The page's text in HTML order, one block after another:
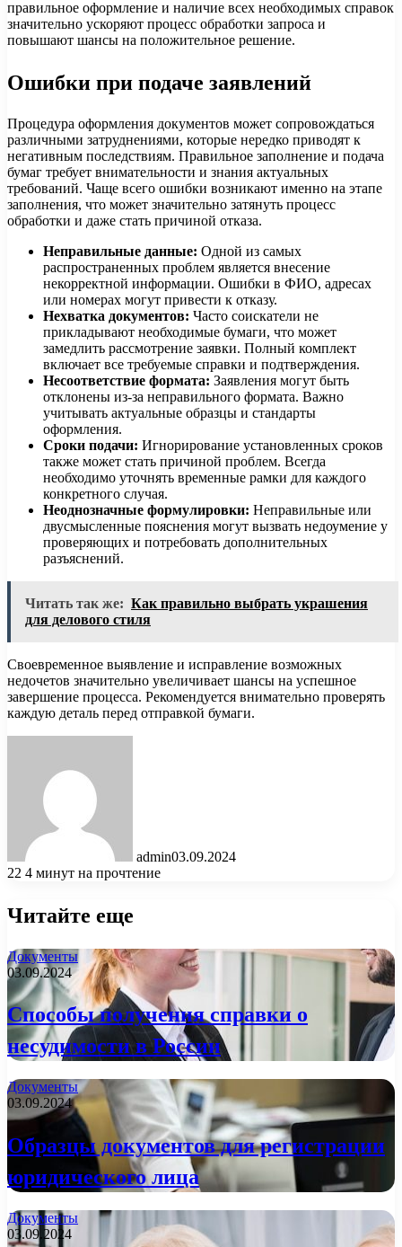
правильное оформление и наличие всех необходимых справок
значительно ускоряют процесс обработки запроса и
повышают шансы на положительное решение.
Ошибки при подаче заявлений
Процедура оформления документов может сопровождаться
различными затруднениями, которые нередко приводят к
негативным последствиям. Правильное заполнение и подача
бумаг требует внимательности и знания актуальных
требований. Чаще всего ошибки возникают именно на этапе
заполнения, что может значительно затянуть процесс
обработки и даже стать причиной отказа.
Неправильные данные: Одной из самых
распространенных проблем является внесение
некорректной информации. Ошибки в ФИО, адресах
или номерах могут привести к отказу.
Нехватка документов: Часто соискатели не
прикладывают необходимые бумаги, что может
замедлить рассмотрение заявки. Полный комплект
включает все требуемые справки и подтверждения.
Несоответствие формата: Заявления могут быть
отклонены из-за неправильного формата. Важно
учитывать актуальные образцы и стандарты
оформления.
Сроки подачи: Игнорирование установленных сроков
также может стать причиной проблем. Всегда
необходимо уточнять временные рамки для каждого
конкретного случая.
Неоднозначные формулировки: Неправильные или
двусмысленные пояснения могут вызвать недоумение у
проверяющих и потребовать дополнительных
разъяснений.
Читать так же: Как правильно выбрать украшения
для делового стиля
Своевременное выявление и исправление возможных
недочетов значительно увеличивает шансы на успешное
завершение процесса. Рекомендуется внимательно проверять
каждую деталь перед отправкой бумаги.
admin03.09.2024
22 4 минут на прочтение
Читайте еще
Документы
03.09.2024
Способы получения справки о
несудимости в России
Документы
03.09.2024
Образцы документов для регистрации
юридического лица
Документы
03.09.2024